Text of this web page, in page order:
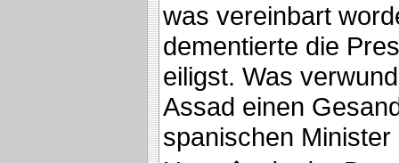
was vereinbart
dementierte die
eiligst. Was
Assad einen
spanischen